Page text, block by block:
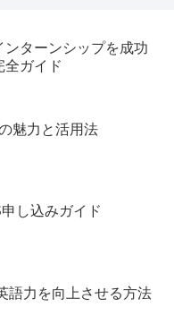
ンターンシップを成功
全ガイド
魅力と活用法
し込みガイド
語力を向上させる方法